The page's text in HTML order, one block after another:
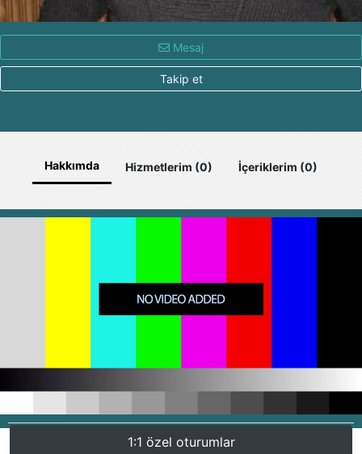
Mesaj
Takip et
Hakkımda Hizmetlerim (0) İçeriklerim (0)
1:1 özel oturumlar